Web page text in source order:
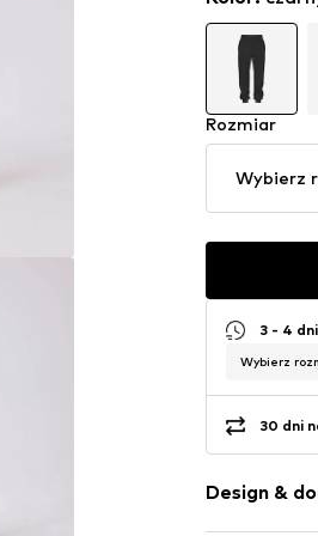
Rozmiar
Wybierz
3 - 4
Wybierz
30 dni
Design &